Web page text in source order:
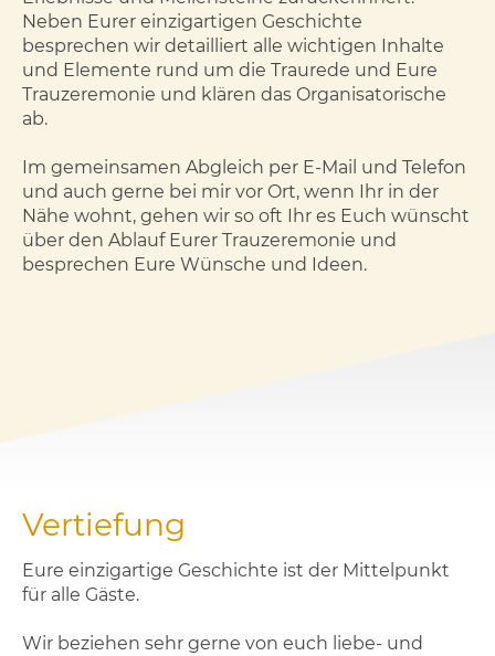
Neben Eurer einzigartigen Geschichte
besprechen wir detailliert alle wichtigen Inhalte
und Elemente rund um die Traurede und Eure
Trauzeremonie und klären das Organisatorische
ab.
Im gemeinsamen Abgleich per E-Mail und Telefon
und auch gerne bei mir vor Ort, wenn Ihr in der
Nähe wohnt, gehen wir so oft Ihr es Euch wünscht
über den Ablauf Eurer Trauzeremonie und
besprechen Eure Wünsche und Ideen.
Vertiefung
Eure einzigartige Geschichte ist der Mittelpunkt
für alle Gäste.
Wir beziehen sehr gerne von euch liebe- und